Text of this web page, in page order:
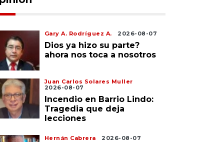
Gary A. Rodríguez A. 2026-08-07
Dios ya hizo su parte?
ahora nos toca a nosotros
Juan Carlos Solares Muller
2026-08-07
Incendio en Barrio Lindo:
Tragedia que deja
lecciones
Hernán Cabrera 2026-08-07